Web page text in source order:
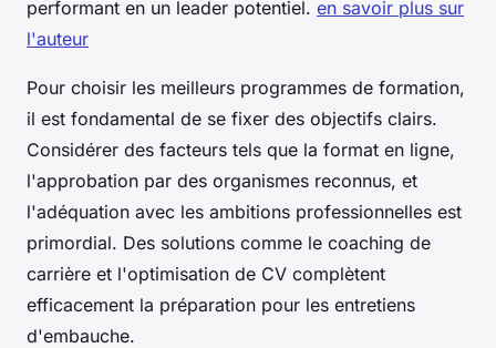
performant en un leader potentiel. en savoir plus sur
l'auteur
Pour choisir les meilleurs programmes de formation,
il est fondamental de se fixer des objectifs clairs.
Considérer des facteurs tels que la format en ligne,
l'approbation par des organismes reconnus, et
l'adéquation avec les ambitions professionnelles est
primordial. Des solutions comme le coaching de
carrière et l'optimisation de CV complètent
efficacement la préparation pour les entretiens
d'embauche.